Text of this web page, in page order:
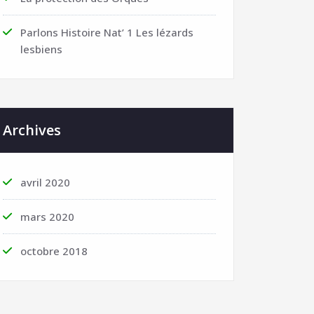
Parlons Histoire Nat’ 1 Les lézards
lesbiens
Archives
avril 2020
mars 2020
octobre 2018